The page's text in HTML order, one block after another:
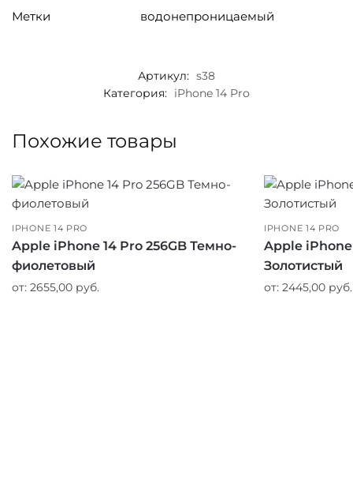
Метки водонепроницаемый
Артикул: s38
Категория: iPhone 14 Pro
Похожие товары
IPHONE 14 PRO
Apple iPhone 14 Pro 256GB Темно-
фиолетовый
от: 2655,00 руб.
IPHONE 14 PRO
Apple iPhone
Золотистый
от: 2445,00 руб.